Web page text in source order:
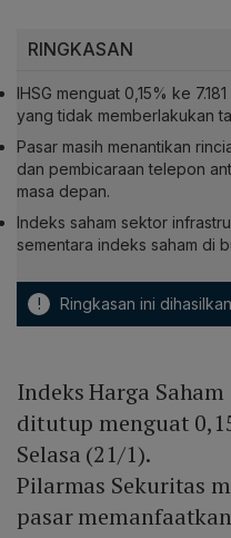
RINGKASAN
IHSG menguat 0,15% ke
yang tidak memberlakukan
Pasar masih menantikan
dan pembicaraan telepon
masa depan.
Indeks saham sektor
sementara indeks saham di
! Ringkasan ini
Indeks Harga
ditutup menguat
Selasa (21/1).
Pilarmas Sekuritas
pasar